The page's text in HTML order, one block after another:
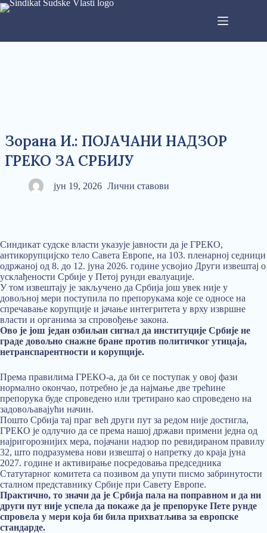
Зорана И.: ПОЈАЧАНИ НАДЗОР
ГРЕКО ЗА СРБИЈУ
јун 19, 2026 Лични ставови
Синдикат судске власти указује јавности да је ГРЕКО,
антикорупцијско тело Савета Европе, на 103. пленарној седници
одржаној од 8. до 12. јуна 2026. године усвојио Други извештај о
усклађености Србије у Петој рунди евалуације.
У том извештају је закључено да Србија још увек није у
довољној мери поступила по препорукама које се односе на
спречавање корупције и јачање интегритета у врху извршне
власти и органима за спровођење закона.
Ово је још један озбиљан сигнал да институције Србије не
граде довољно снажне бране против политичког утицаја,
нетранспарентности и корупције.
Према правилима ГРЕКО-а, да би се поступак у овој фази
нормално окончао, потребно је да најмање две трећине
препорука буде спроведено или третирано као спроведено на
задовољавајући начин.
Пошто Србија тај праг већ други пут за редом није достигла,
ГРЕКО је одлучио да се према нашој држави примени једна од
најригорознијих мера, појачани надзор по ревидираном правилу
32, што подразумева нови извештај о напретку до краја јуна
2027. године и активирање посредовања председника
Статутарног комитета са позивом да упути писмо забринутости
сталном представнику Србије при Савету Европе.
Практично, то значи да је Србија пала на поправном и да ни
други пут није успела да покаже да је препоруке Пете рунде
спровела у мери која би била прихватљива за европске
стандарде.